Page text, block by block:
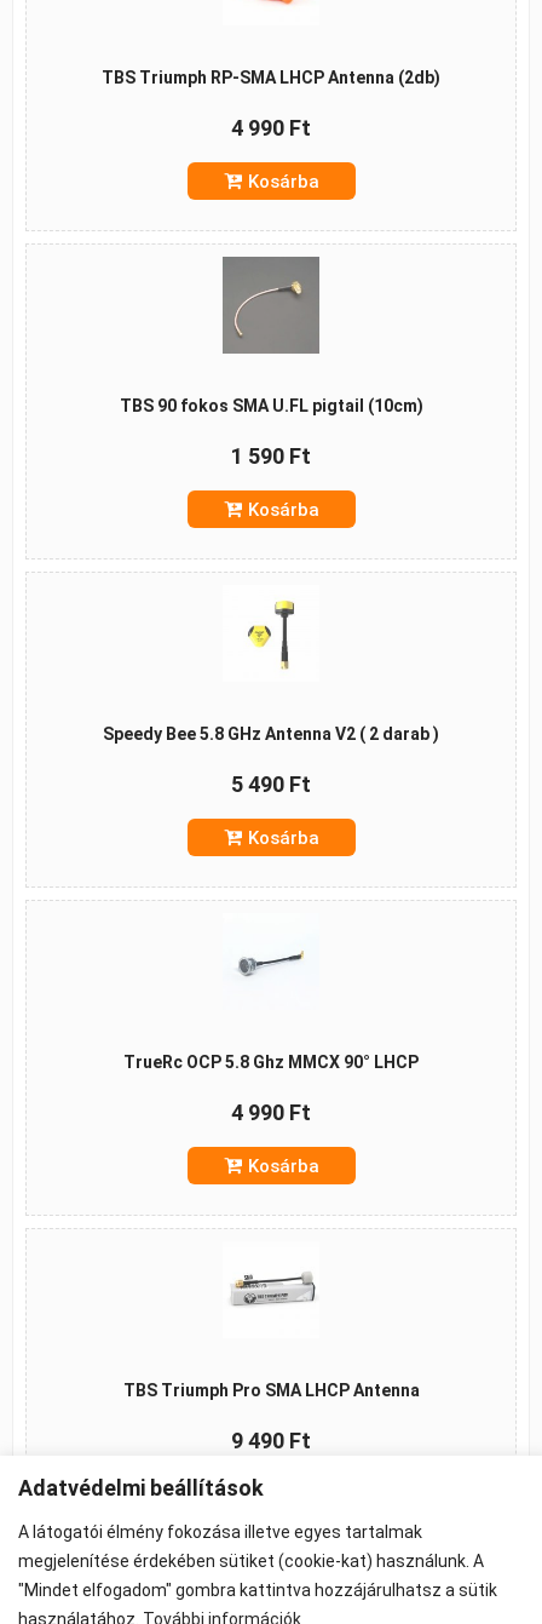
TBS Triumph RP-SMA LHCP Antenna (2db)
4 990 Ft
Kosárba
TBS 90 fokos SMA U.FL pigtail (10cm)
1 590 Ft
Kosárba
Speedy Bee 5.8 GHz Antenna V2 ( 2 darab )
5 490 Ft
Kosárba
TrueRc OCP 5.8 Ghz MMCX 90° LHCP
4 990 Ft
Kosárba
TBS Triumph Pro SMA LHCP Antenna
9 490 Ft
Kosárba
Adatvédelmi beállítások
A látogatói élmény fokozása illetve egyes tartalmak
megjelenítése érdekében sütiket (cookie-kat) használunk. A
"Mindet elfogadom" gombra kattintva hozzájárulhatsz a sütik
használatához. További információk